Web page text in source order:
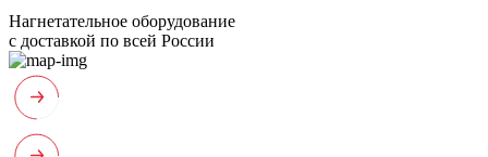
Нагнетательное оборудование
с доставкой по всей России